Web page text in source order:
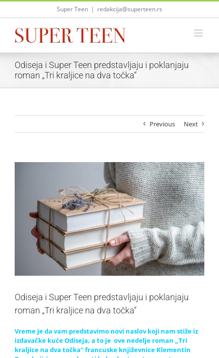
Skip
Super Teen | redakcija@superteen.rs
Odiseja i Super Teen predstavljaju i poklanjaju
roman „Tri kraljice na dva točka“
Previous Next
Odiseja i Super Teen predstavljaju i poklanjaju
roman „Tri kraljice na dva točka“
Vreme je da vam predstavimo novi naslov koji nam stiže iz
izdavačke kuće Odiseja, a to je ove nedelje roman „Tri
kraljice na dva točka“ francuske književnice Klementin